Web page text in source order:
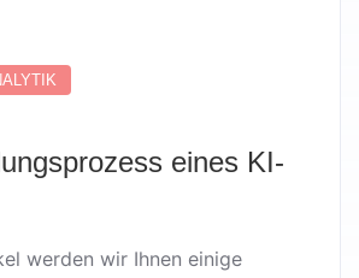
eines KI-
werden wir Ihnen einige